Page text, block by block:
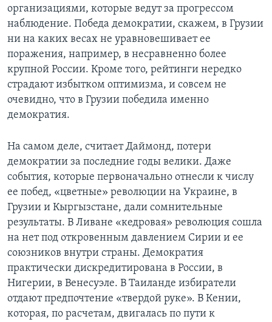
организациями, которые ведут за прогрессом
наблюдение. Победа демократии, скажем, в Грузии
ни на каких весах не уравновешивает ее
поражения, например, в несравненно более
крупной России. Кроме того, рейтинги нередко
страдают избытком оптимизма, и совсем не
очевидно, что в Грузии победила именно
демократия.
На самом деле, считает Даймонд, потери
демократии за последние годы велики. Даже
события, которые первоначально отнесли к числу
ее побед, «цветные» революции на Украине, в
Грузии и Кыргызстане, дали сомнительные
результаты. В Ливане «кедровая» революция сошла
на нет под откровенным давлением Сирии и ее
союзников внутри страны. Демократия
практически дискредитирована в России, в
Нигерии, в Венесуэле. В Таиланде избиратели
отдают предпочтение «твердой руке». В Кении,
которая, по расчетам, двигалась по пути к